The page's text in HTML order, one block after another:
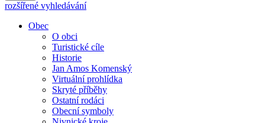
rozšířené vyhledávání
Obec
O obci
Turistické cíle
Historie
Jan Amos Komenský
Virtuální prohlídka
Skryté příběhy
Ostatní rodáci
Obecní symboly